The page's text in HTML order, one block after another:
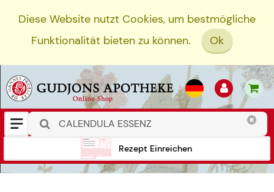
Diese Website nutzt Cookies, um bestmögliche
Funktionalität bieten zu können.
Ok
Rezept Einreichen